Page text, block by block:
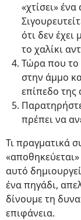
«χτίσει»
ότι δεν
το χαλίκι
Τώρα που το
στην άμμο
επίπεδο της
πρέπει να
Τι πραγματικά
αυτό
ένα πηγάδι,
δίνουμε τη
επιφάνεια.